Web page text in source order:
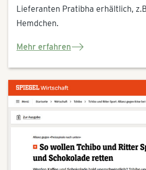
Lieferanten Pratibha erhältlich,
Hemdchen.
Mehr erfahren